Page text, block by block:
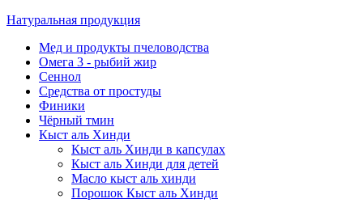
Натуральная продукция
Мед и продукты пчеловодства
Омега 3 - рыбий жир
Сеннол
Средства от простуды
Финики
Чёрный тмин
Кыст аль Хинди
Кыст аль Хинди в капсулах
Кыст аль Хинди для детей
Масло кыст аль хинди
Порошок Кыст аль Хинди